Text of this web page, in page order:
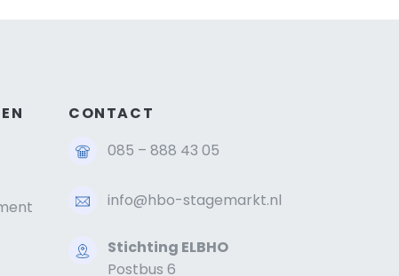
CONTACT
085 – 888 43 05
info@hbo-stagemarkt.nl
Stichting ELBHO
Postbus 6